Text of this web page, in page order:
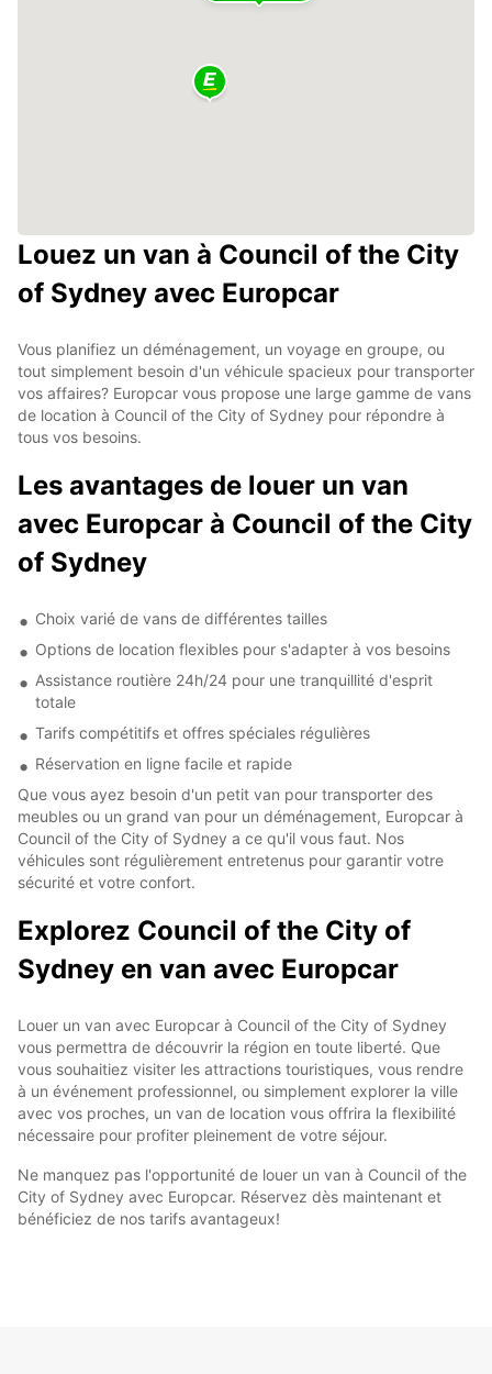
Louez un van à Council of the City
of Sydney avec Europcar
Vous planifiez un déménagement, un voyage en groupe, ou
tout simplement besoin d'un véhicule spacieux pour transporter
vos affaires? Europcar vous propose une large gamme de vans
de location à Council of the City of Sydney pour répondre à
tous vos besoins.
Les avantages de louer un van
avec Europcar à Council of the City
of Sydney
Choix varié de vans de différentes tailles
Options de location flexibles pour s'adapter à vos besoins
Assistance routière 24h/24 pour une tranquillité d'esprit
totale
Tarifs compétitifs et offres spéciales régulières
Réservation en ligne facile et rapide
Que vous ayez besoin d'un petit van pour transporter des
meubles ou un grand van pour un déménagement, Europcar à
Council of the City of Sydney a ce qu'il vous faut. Nos
véhicules sont régulièrement entretenus pour garantir votre
sécurité et votre confort.
Explorez Council of the City of
Sydney en van avec Europcar
Louer un van avec Europcar à Council of the City of Sydney
vous permettra de découvrir la région en toute liberté. Que
vous souhaitiez visiter les attractions touristiques, vous rendre
à un événement professionnel, ou simplement explorer la ville
avec vos proches, un van de location vous offrira la flexibilité
nécessaire pour profiter pleinement de votre séjour.
Ne manquez pas l'opportunité de louer un van à Council of the
City of Sydney avec Europcar. Réservez dès maintenant et
bénéficiez de nos tarifs avantageux!